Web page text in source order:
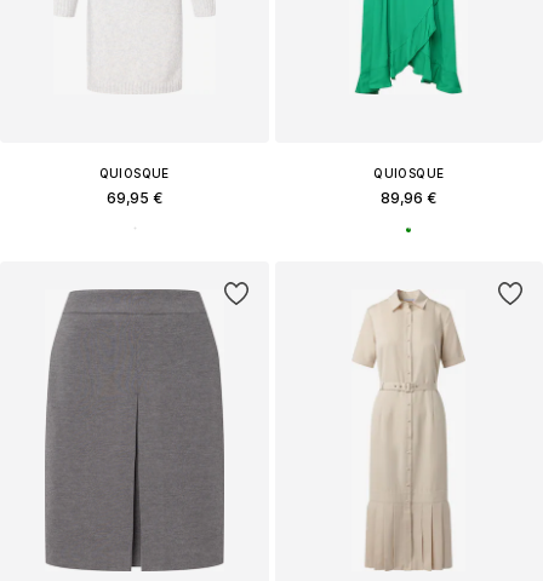
QUIOSQUE
69,95 €
QUIOSQUE
89,96 €